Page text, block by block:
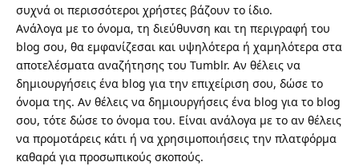
συχνά οι περισσότεροι χρήστες βάζουν το ίδιο.
Ανάλογα με το όνομα, τη διεύθυνση και τη περιγραφή του
blog σου, θα εμφανίζεσαι και υψηλότερα ή χαμηλότερα στα
αποτελέσματα αναζήτησης του Tumblr. Αν θέλεις να
δημιουργήσεις ένα blog για την επιχείριση σου, δώσε το
όνομα της. Αν θέλεις να δημιουργήσεις ένα blog για το blog
σου, τότε δώσε το όνομα του. Είναι ανάλογα με το αν θέλεις
να προμοτάρεις κάτι ή να χρησιμοποιήσεις την πλατφόρμα
καθαρά για προσωπικούς σκοπούς.